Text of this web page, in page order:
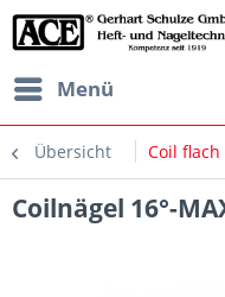
Menü
Übersicht Coil flach
Coilnägel 16°-